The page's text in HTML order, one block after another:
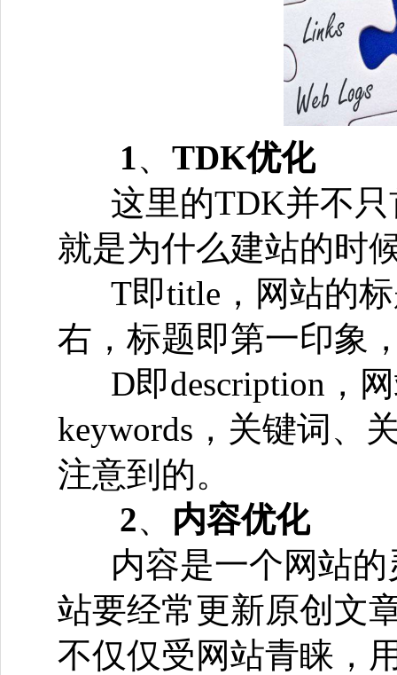
1、 TDK优化
这里的TDK并不
就是为什么建站的时
T即title，网站的
右，标题即第一印象
D即description，
keywords，关键词、
注意到的。
2、 内容优化
内容是一个网站
站要经常更新原创文
不仅仅受网站青睐，